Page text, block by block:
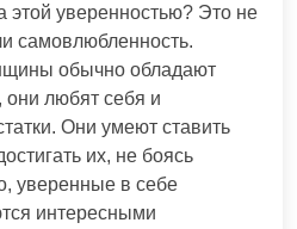
этой уверенностью? Это не
самовлюбленность.
обычно обладают
они любят себя и
Они умеют ставить
их, не боясь
уверенные в себе
интересными